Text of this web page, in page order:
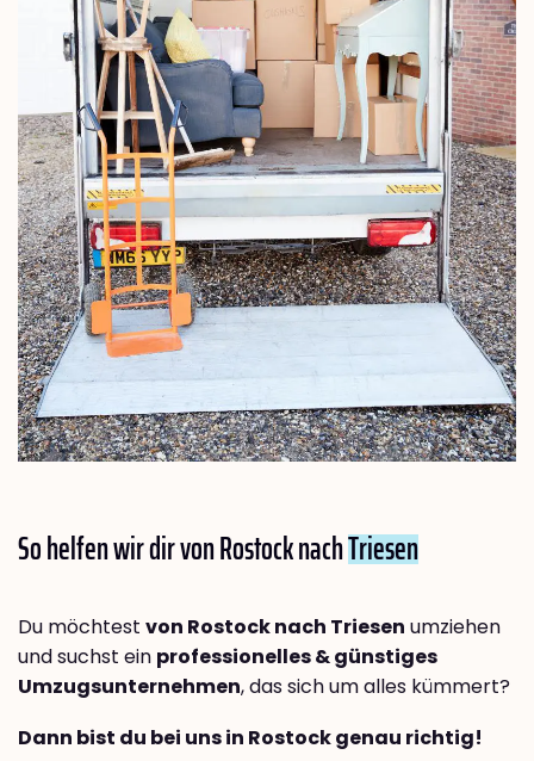
So helfen wir dir von Rostock nachTriesen
Du möchtest von Rostock nach Triesen umziehen
und suchst ein professionelles & günstiges
Umzugsunternehmen, das sich um alles kümmert?
Dann bist du bei uns in Rostock genau richtig!